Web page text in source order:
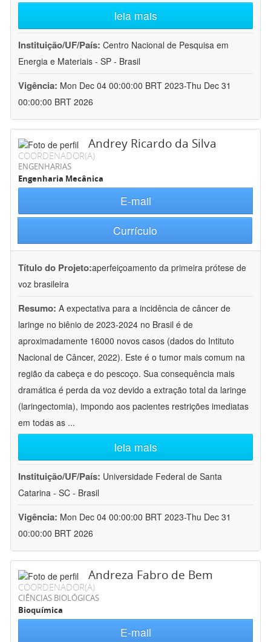
leia mais
Instituição/UF/País: Centro Nacional de Pesquisa em
Energia e Materiais - SP - Brasil
Vigência: Mon Dec 04 00:00:00 BRT 2023-Thu Dec 31
00:00:00 BRT 2026
Andrey Ricardo da Silva
COORDENADOR(A)
ENGENHARIAS
Engenharia Mecânica
E-mail
Currículo
Título do Projeto:aperfeiçoamento da primeira prótese de
voz brasileira
Resumo: A expectativa para a incidência de câncer de
laringe no biênio de 2023-2024 no Brasil é de
aproximadamente 16000 novos casos (dados do Intituto
Nacional de Câncer, 2022). Este é o tumor mais comum na
região da cabeça e do pescoço. Sua consequência mais
dramática é perda da voz devido a extração total da laringe
(laringectomia), impondo aos pacientes restrições imediatas
em todas as ...
leia mais
Instituição/UF/País: Universidade Federal de Santa
Catarina - SC - Brasil
Vigência: Mon Dec 04 00:00:00 BRT 2023-Thu Dec 31
00:00:00 BRT 2026
Andreza Fabro de Bem
COORDENADOR(A)
CIÊNCIAS BIOLÓGICAS
Bioquímica
E-mail